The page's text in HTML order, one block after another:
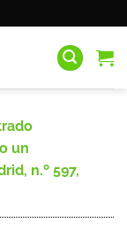
un
n.º 597,